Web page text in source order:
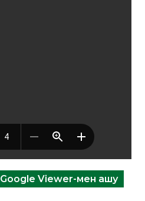
Google Viewer-мен ашу